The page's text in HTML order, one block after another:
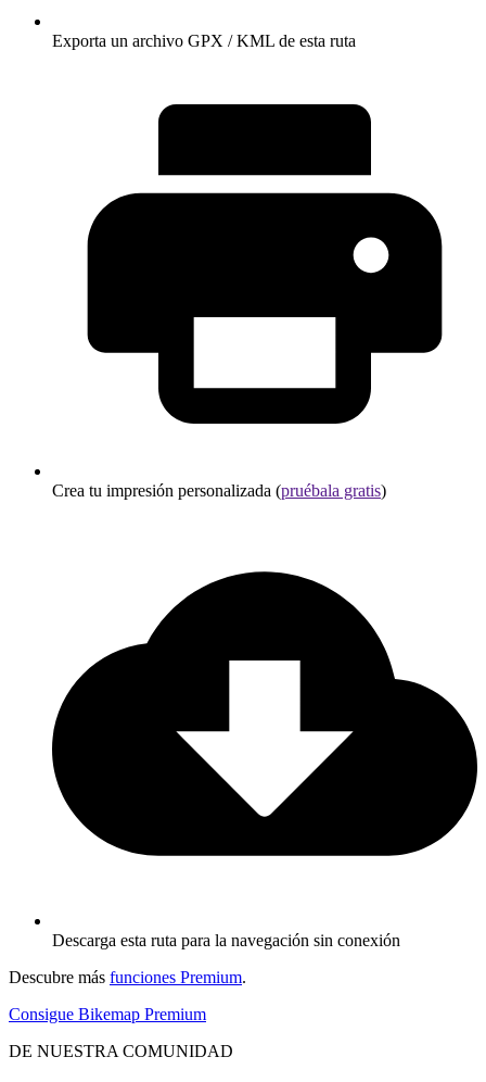
Exporta un archivo GPX / KML de esta ruta
Crea tu impresión personalizada (pruébala gratis)
Descarga esta ruta para la navegación sin conexión
Descubre más funciones Premium.
Consigue Bikemap Premium
DE NUESTRA COMUNIDAD